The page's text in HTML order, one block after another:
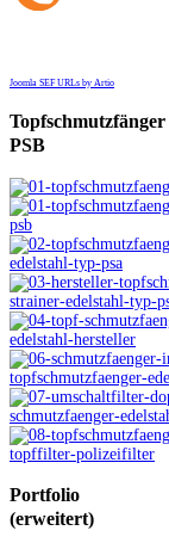
Joomla SEF URLs by Artio
Topfschmutzfänger
PSB
Portfolio
(erweitert)